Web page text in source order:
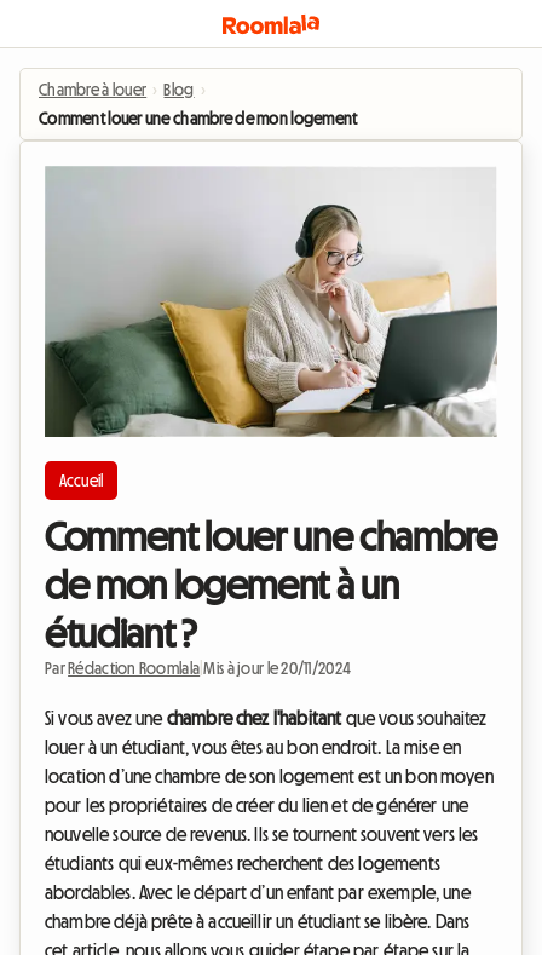
Chambre à louer › Blog ›
Comment louer une chambre de mon logement à un étudiant ?
Accueil
Comment louer une chambre
de mon logement à un
étudiant ?
Par Rédaction Roomlala |Mis à jour le 20/11/2024
Si vous avez unechambre chez l'habitantque vous souhaitez
louer à un étudiant, vous êtes au bon endroit. La mise en
location d’une chambre de son logement est un bon moyen
pour les propriétaires de créer du lien et de générer une
nouvelle source de revenus. Ils se tournent souvent vers les
étudiants qui eux-mêmes recherchent des logements
abordables. Avec le départ d’un enfant par exemple, une
chambre déjà prête à accueillir un étudiant se libère. Dans
cet article, nous allons vous guider étape par étape sur la